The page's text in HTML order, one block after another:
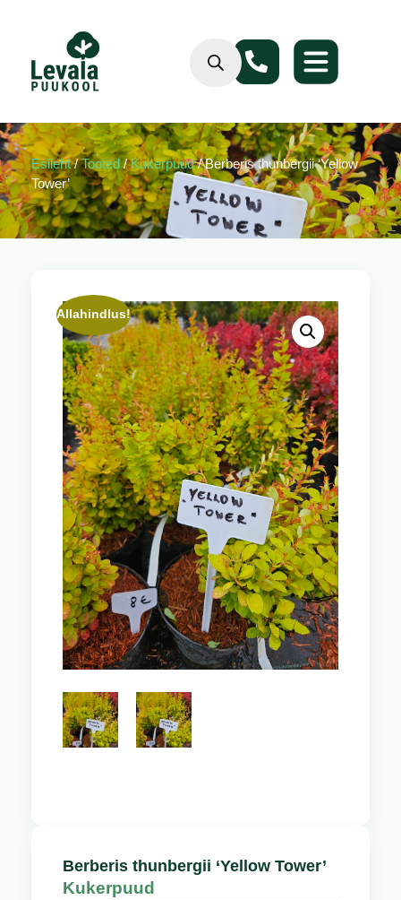
Esileht/Tooted/Kukerpuud/ Berberis thunbergii ‘Yellow
Tower’
Allahindlus!
Berberis thunbergii ‘Yellow Tower’
Kukerpuud